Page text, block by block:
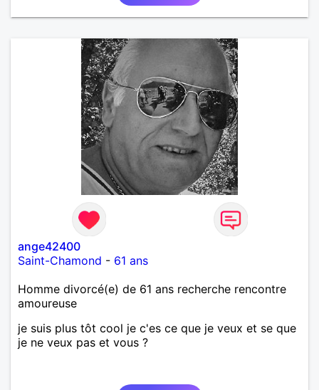
ange42400
Saint-Chamond - 61 ans
Homme divorcé(e) de 61 ans recherche rencontre
amoureuse
je suis plus tôt cool je c'es ce que je veux et se que
je ne veux pas et vous ?